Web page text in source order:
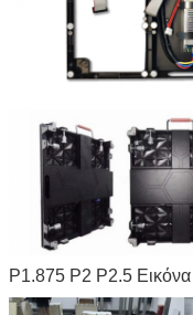
P1.875 P2 P2.5